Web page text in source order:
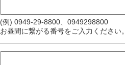
(例) 0949-29-8800、0949298800
お昼間に繋がる番号をご入力ください。